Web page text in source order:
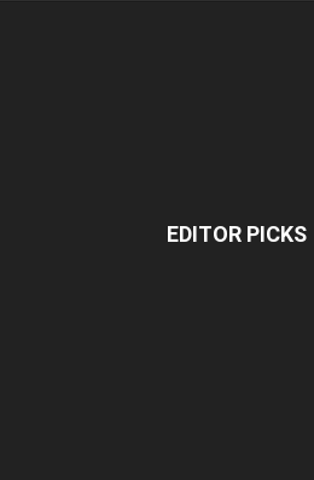
EDITOR PICKS